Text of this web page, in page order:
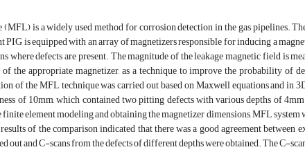
is a widely used method for corrosion detection in the gas pipelines.
is equipped with an array of magnetizers responsible for inducing a
where defects are present. The magnitude of the leakage magnetic field is
of the appropriate magnetizer, as a technique to improve the probability of
of the MFL technique was carried out based on Maxwell equations and in
of 10mm, which contained two pitting defects with various depths of
element modeling and obtaining the magnetizer dimensions, MFL system
of the comparison indicated that there was a good agreement between
and C-scans from the defects of different depths were obtained. The C-